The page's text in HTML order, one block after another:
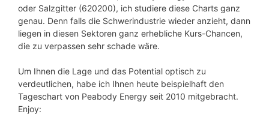
oder Salzgitter (620200), ich studiere diese Charts ganz
genau. Denn falls die Schwerindustrie wieder anzieht, dann
liegen in diesen Sektoren ganz erhebliche Kurs-Chancen,
die zu verpassen sehr schade wäre.
Um Ihnen die Lage und das Potential optisch zu
verdeutlichen, habe ich Ihnen heute beispielhaft den
Tageschart von Peabody Energy seit 2010 mitgebracht.
Enjoy: